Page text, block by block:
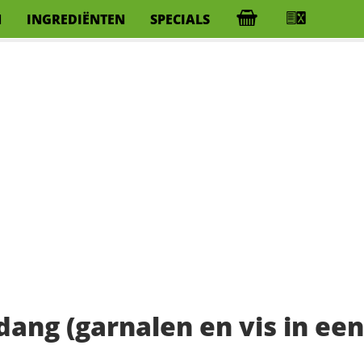
INGREDIËNTEN SPECIALS
(garnalen en vis in een